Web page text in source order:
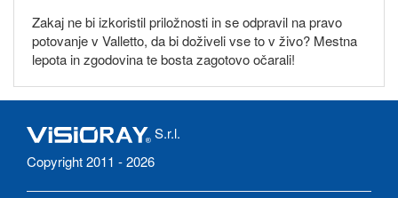
Zakaj ne bi izkoristil priložnosti in se odpravil na pravo
potovanje v Valletto, da bi doživeli vse to v živo? Mestna
lepota in zgodovina te bosta zagotovo očarali!
S.r.l.
Copyright 2011 - 2026